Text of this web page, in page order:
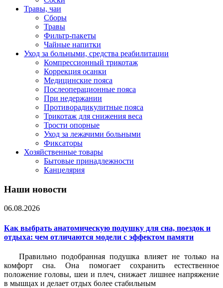
Травы, чаи
Сборы
Травы
Фильтр-пакеты
Чайные напитки
Уход за больными, средства реабилитации
Компрессионный трикотаж
Коррекция осанки
Медицинские пояса
Послеоперационные пояса
При недержании
Противорадикулитные пояса
Трикотаж для снижения веса
Трости опорные
Уход за лежачими больными
Фиксаторы
Хозяйственные товары
Бытовые принадлежности
Канцелярия
Наши новости
06.08.2026
Как выбрать анатомическую подушку для сна, поездок и
отдыха: чем отличаются модели с эффектом памяти
Правильно подобранная подушка влияет не только на
комфорт сна. Она помогает сохранить естественное
положение головы, шеи и плеч, снижает лишнее напряжение
в мышцах и делает отдых более стабильным